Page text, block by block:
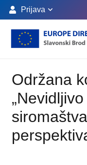
Prijava
Održana